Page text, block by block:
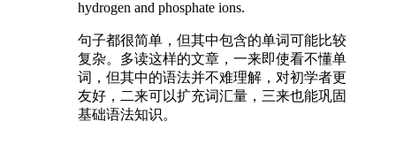
hydrogen and phosphate ions.
句子都很简单，但其中包含的单词可能比较
复杂。多读这样的文章，一来即使看不懂单
词，但其中的语法并不难理解，对初学者更
友好，二来可以扩充词汇量，三来也能巩固
基础语法知识。